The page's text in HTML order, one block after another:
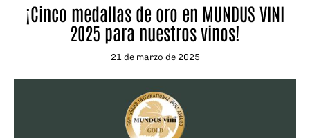
¡Cinco medallas de oro en MUNDUS VINI
2025 para nuestros vinos!
21 de marzo de 2025